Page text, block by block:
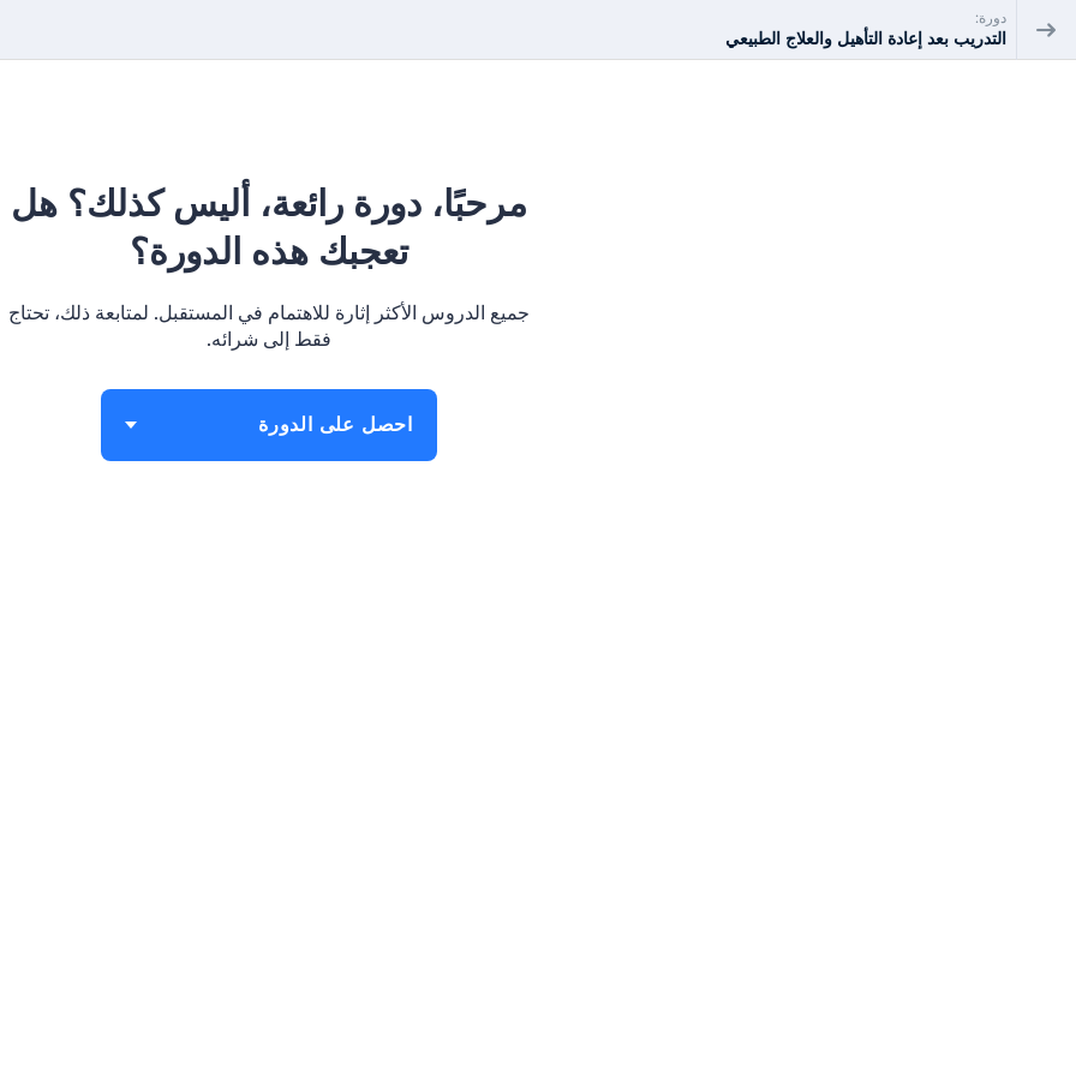
دورة:
التدريب بعد إعادة التأهيل والعلاج الطبيعي
مرحبًا، دورة رائعة، أليس كذلك؟ هل
تعجبك هذه الدورة؟
جميع الدروس الأكثر إثارة للاهتمام في المستقبل. لمتابعة ذلك، تحتاج
فقط إلى شرائه.
احصل على الدورة